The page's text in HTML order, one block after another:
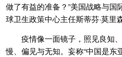
做了有益的准备？”美国战略与国
球卫生政策中心主任斯蒂芬·莫里
疫情像一面镜子，照见良知、
慢、偏见与无知。妄称“中国是东